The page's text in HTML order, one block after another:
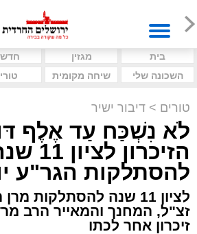
בית מגזין
השכונה שלי
שיחה מקומית
טורים > דיבור ישיר
לֹא נִשְׁכַּח עַד אֶלֶף
הזיכרון לציון
להסתלקות הגר"ע
לציון 11 שנה להסתלקות
זצ"ל, המחנך והמאייר הרב
זיכרון אחר לכתו